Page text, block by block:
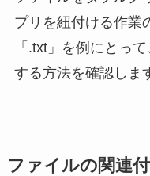
プリを紐付ける作業
「.txt」を例にとっ
する方法を確認しま
ファイルの関連